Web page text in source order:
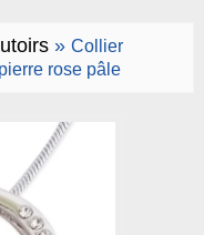
» Collier
rose pâle